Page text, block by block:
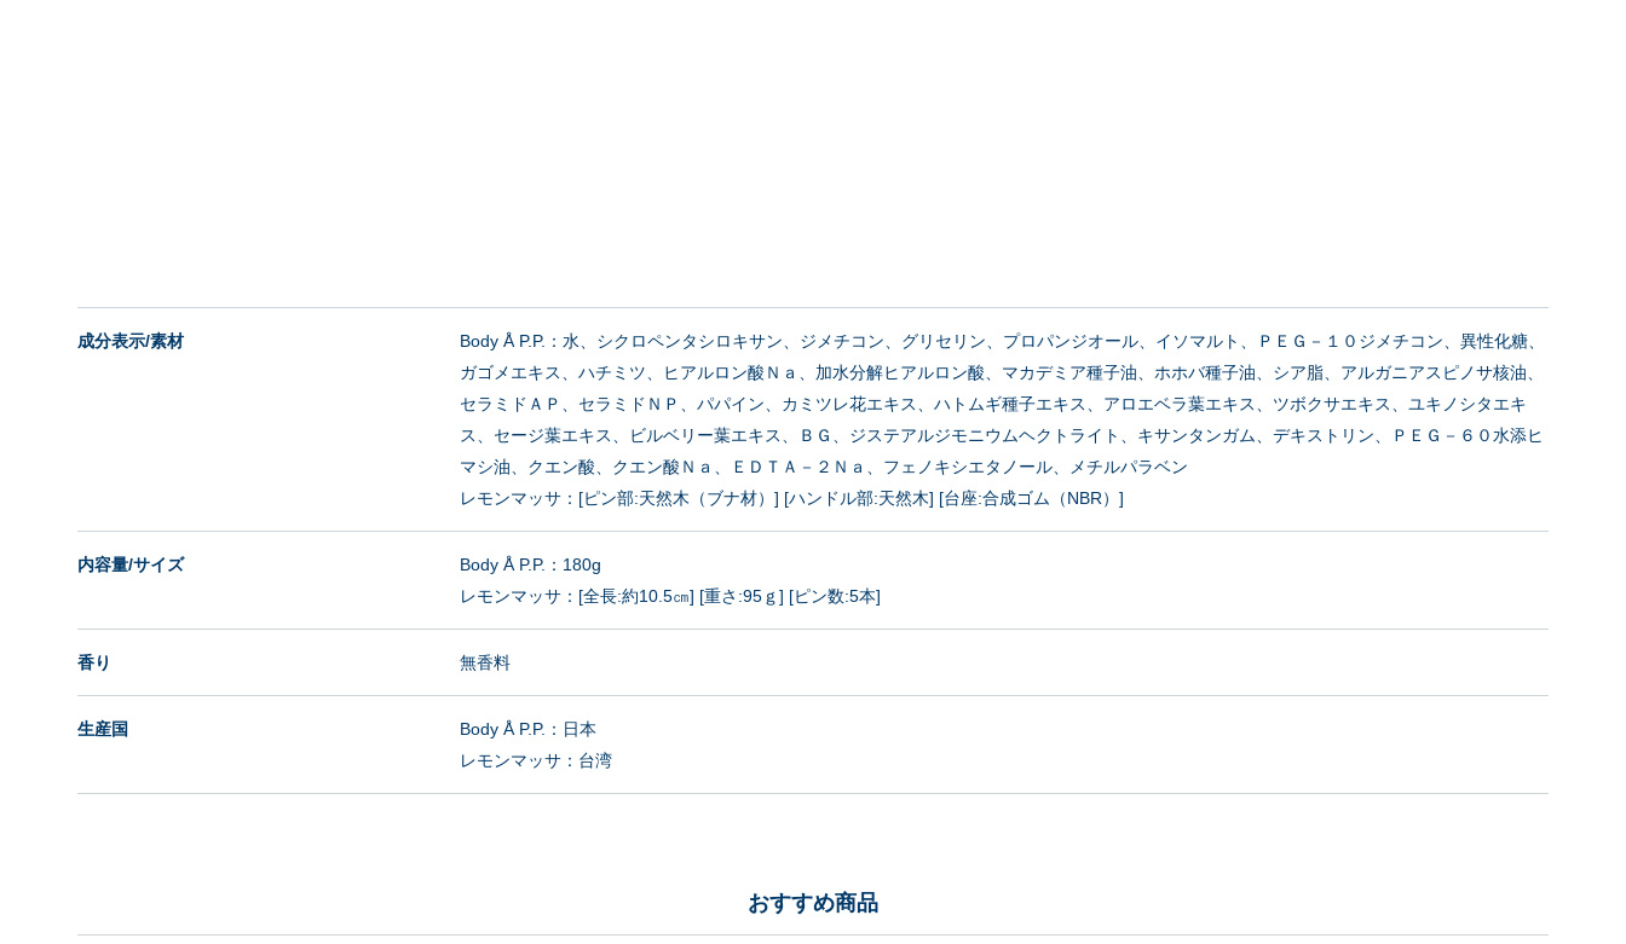
成分表示/素材
Body Å P.P.：水、シクロペンタシロキサン、ジメチコン、グリセリン、プロパンジオール、イソマルト、ＰＥＧ－１０ジメチコン、異性化糖、
ガゴメエキス、ハチミツ、ヒアルロン酸Ｎａ、加水分解ヒアルロン酸、マカデミア種子油、ホホバ種子油、シア脂、アルガニアスピノサ核油、
セラミドＡＰ、セラミドＮＰ、パパイン、カミツレ花エキス、ハトムギ種子エキス、アロエベラ葉エキス、ツボクサエキス、ユキノシタエキ
ス、セージ葉エキス、ビルベリー葉エキス、ＢＧ、ジステアルジモニウムヘクトライト、キサンタンガム、デキストリン、ＰＥＧ－６０水添ヒ
マシ油、クエン酸、クエン酸Ｎａ、ＥＤＴＡ－２Ｎａ、フェノキシエタノール、メチルパラベン
レモンマッサ：[ピン部:天然木（ブナ材）] [ハンドル部:天然木] [台座:合成ゴム（NBR）]
内容量/サイズ
Body Å P.P.：180g
レモンマッサ：[全長:約10.5㎝] [重さ:95ｇ] [ピン数:5本]
香り 無香料
生産国
Body Å P.P.：日本
レモンマッサ：台湾
おすすめ商品